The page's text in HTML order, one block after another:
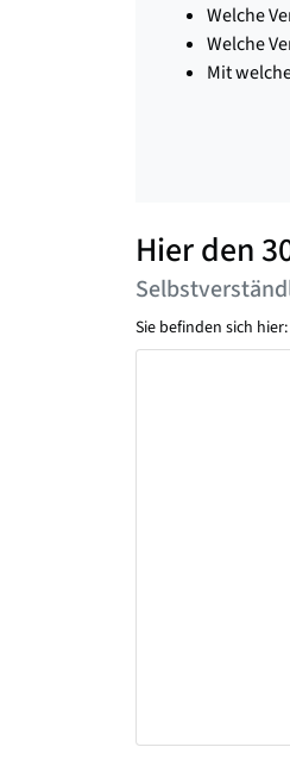
Welche
Welche
Mit
Hier den
Sie befinden sich hier: